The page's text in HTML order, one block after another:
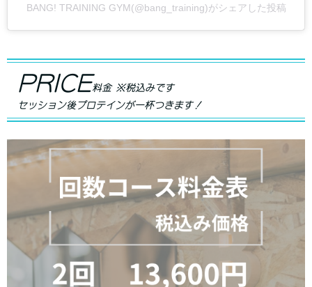
BANG! TRAINING GYM(@bang_training)がシェアした投稿
PRICE料金 ※税込みです
セッション後プロテインが一杯つきます！